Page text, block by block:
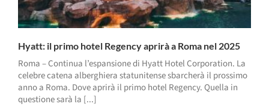
Hyatt: il primo hotel Regency aprirà a Roma nel 2025
Roma – Continua l’espansione di Hyatt Hotel Corporation. La
celebre catena alberghiera statunitense sbarcherà il prossimo
anno a Roma. Dove aprirà il primo hotel Regency. Quella in
questione sarà la [...]